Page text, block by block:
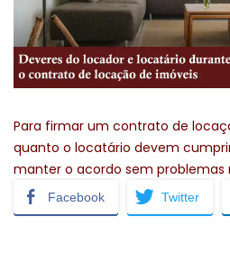
Para firmar um contrato de
quanto o locatário devem
manter o acordo sem problemas
Facebook Twitter